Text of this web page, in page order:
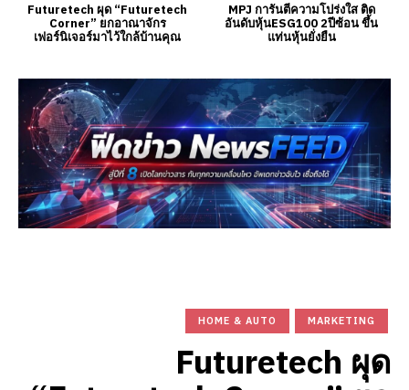
Futuretech ผุด “Futuretech
Corner” ยกอาณาจักร
เฟอร์นิเจอร์มาไว้ใกล้บ้านคุณ
MPJ การันตีความโปร่งใส ติด
อันดับหุ้นESG100 2ปีซ้อน ขึ้น
แท่นหุ้นยั่งยืน